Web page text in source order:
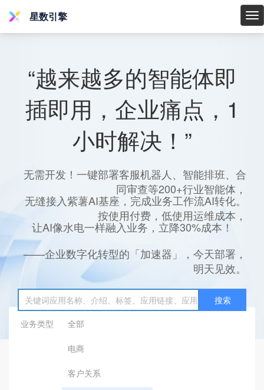
星
星数引擎
“越来越多的智能体即
插即用，企业痛点，1
小时解决！”
无需开发！一键部署客服机器人、智能排班、合
同审查等200+行业智能体，
无缝接入紫薯AI基座，完成业务工作流AI转化。
按使用付费，低使用运维成本，
让AI像水电一样融入业务，立降30%成本！
——企业数字化转型的「加速器」，今天部署，
明天见效。
搜索
业务类型
全部
电商
客户关系